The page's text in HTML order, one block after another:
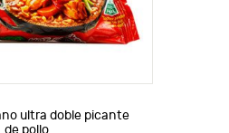
ultra doble picante
de pollo